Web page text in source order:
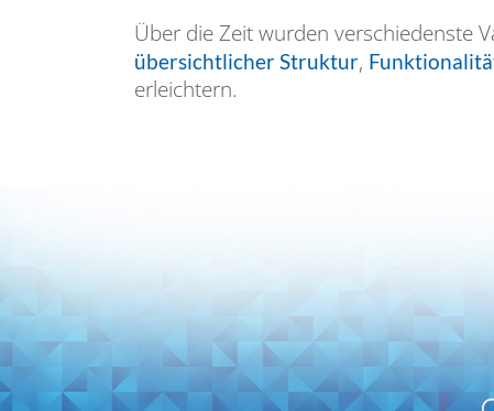
Über die Zeit wurden verschiedenste
übersichtlicher Struktur,
erleichtern.